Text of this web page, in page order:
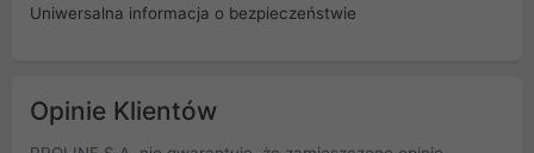
Uniwersalna informacja o bezpieczeństwie
Opinie Klientów